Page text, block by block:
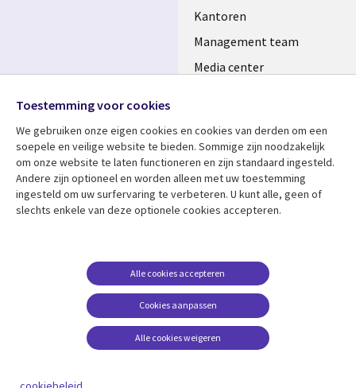
Kantoren
Management team
Media center
Bekijk meer
Library
NETHERLANDS
Artikelen
Evenementen
Support
Legal
Disclaimer
Cookie management
Media
NETHERLANDS
Toestemming voor cookies
We gebruiken onze eigen cookies en cookies van derden om een ​​
soepele en veilige website te bieden. Sommige zijn noodzakelijk
om onze website te laten functioneren en zijn standaard ingesteld.
Andere zijn optioneel en worden alleen met uw toestemming
ingesteld om uw surfervaring te verbeteren. U kunt alle, geen of
slechts enkele van deze optionele cookies accepteren.
Cookies aanpassen
Alle cookies accepteren
Alle cookies weigeren